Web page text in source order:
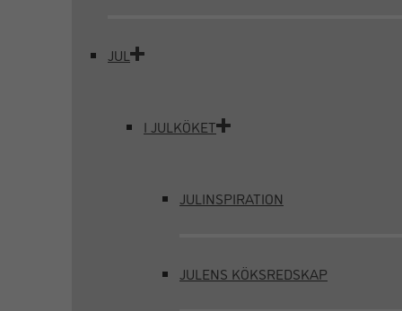
JUL
I JULKÖKET
JULINSPIRATION
JULENS KÖKSREDSKAP